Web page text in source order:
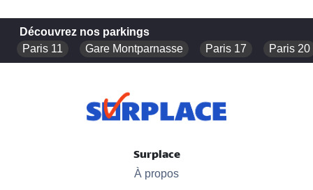
Découvrez nos parkings
Paris 11
Gare Montparnasse Paris 17 Paris 20
Surplace
À propos